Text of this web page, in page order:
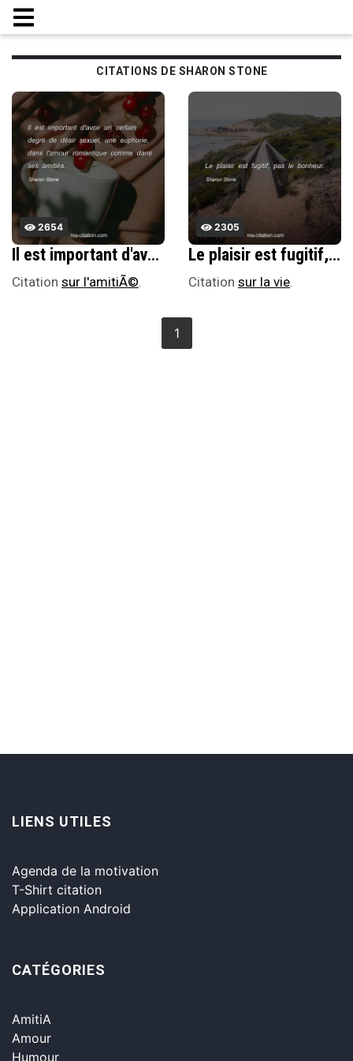
CITATIONS DE SHARON STONE
2654
Il est important d'avoir un certain degrÃ© de dÃ©sir sexuel, une euphorie, dans l'amour romantique comme dans ses amitiÃ©s.
Citation sur l'amitiÃ©.
2305
Le plaisir est fugitif, pas le bonheur.
Citation sur la vie.
1
LIENS UTILES
Agenda de la motivation
T-Shirt citation
Application Android
CATÉGORIES
AmitiA
Amour
Humour